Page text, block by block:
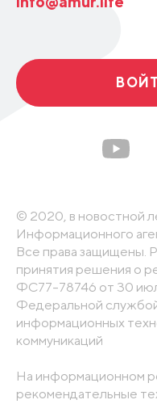
© 2020, в новостной
Информационного
Все права защищены.
принятия решения о
ФС77-78746 от 30
Федеральной
информационных
коммуникаций
На информационном
рекомендательные